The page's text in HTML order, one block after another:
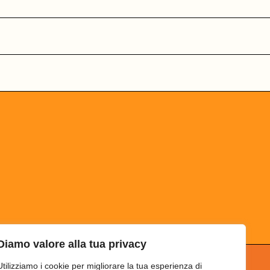
valore alla tua privacy
i cookie per migliorare la tua esperienza di